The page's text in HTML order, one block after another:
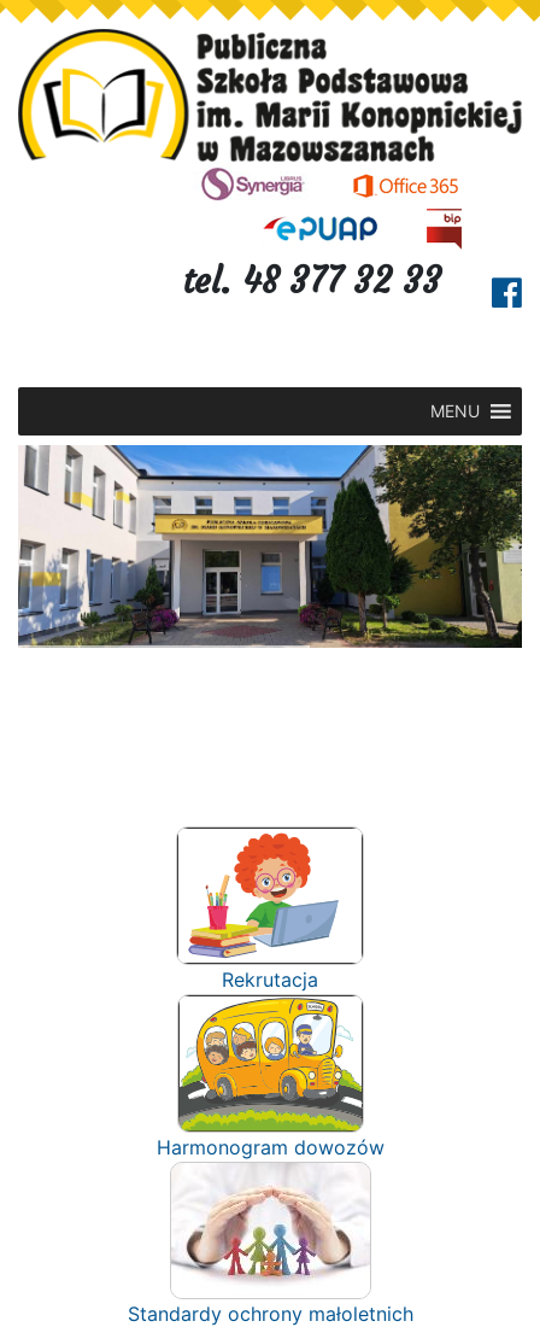
tel. 48 377 32 33
MENU
Rekrutacja
Harmonogram dowozów
Standardy ochrony małoletnich